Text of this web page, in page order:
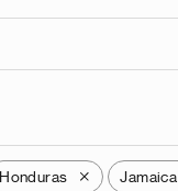
Honduras X Jamaica